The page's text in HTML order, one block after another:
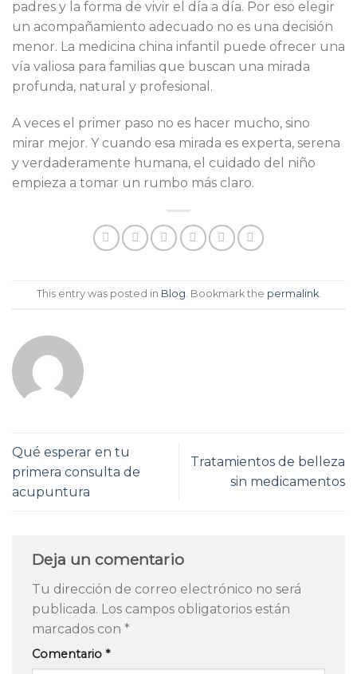
padres y la forma de vivir el día a día. Por eso elegir
un acompañamiento adecuado no es una decisión
menor. La medicina china infantil puede ofrecer una
vía valiosa para familias que buscan una mirada
profunda, natural y profesional.
A veces el primer paso no es hacer mucho, sino
mirar mejor. Y cuando esa mirada es experta, serena
y verdaderamente humana, el cuidado del niño
empieza a tomar un rumbo más claro.
This entry was posted in Blog. Bookmark the permalink.
Qué esperar en tu
primera consulta de
acupuntura
Tratamientos de belleza
sin medicamentos
Deja un comentario
Tu dirección de correo electrónico no será
publicada. Los campos obligatorios están
marcados con *
Comentario *